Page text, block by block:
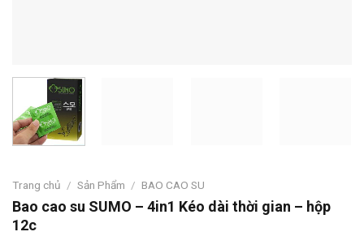
Trang chủ / Sản Phẩm / BAO CAO SU
Bao cao su SUMO – 4in1 Kéo dài thời gian – hộp
12c